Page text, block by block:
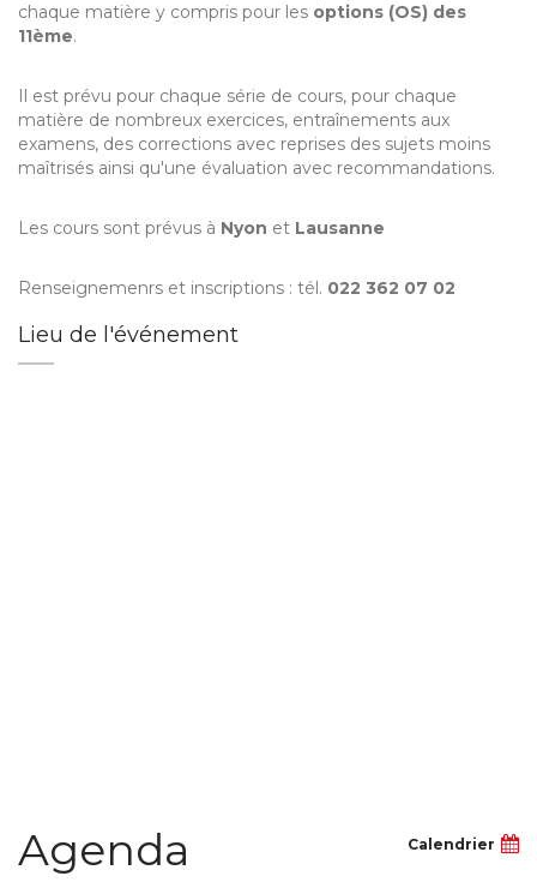
chaque matière y compris pour les options (OS) des
11ème.
Il est prévu pour chaque série de cours, pour chaque
matière de nombreux exercices, entraînements aux
examens, des corrections avec reprises des sujets moins
maîtrisés ainsi qu'une évaluation avec recommandations.
Les cours sont prévus à Nyon et Lausanne
Renseignemenrs et inscriptions : tél. 022 362 07 02
Lieu de l'événement
Agenda Calendrier